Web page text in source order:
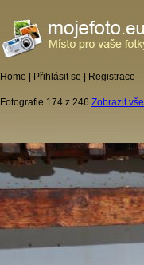
Home Přihlásit se Registrace
Fotografie 174 z 246 Zobrazit vše